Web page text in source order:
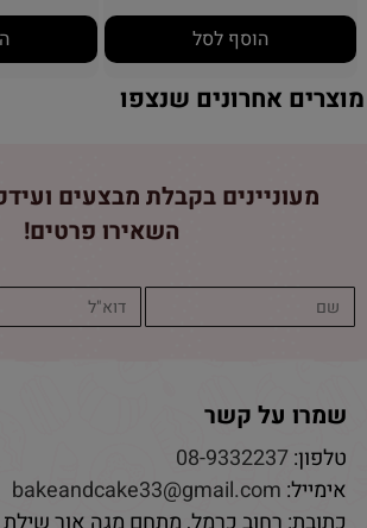
הוסף לסל
מוצרים אחרונים שנצפו
מעוניינים בקבלת מבצעים
השאירו פרטים!
שמרו על קשר
טלפון:08-9332237
אימייל: bakeandcake33@gmail.com